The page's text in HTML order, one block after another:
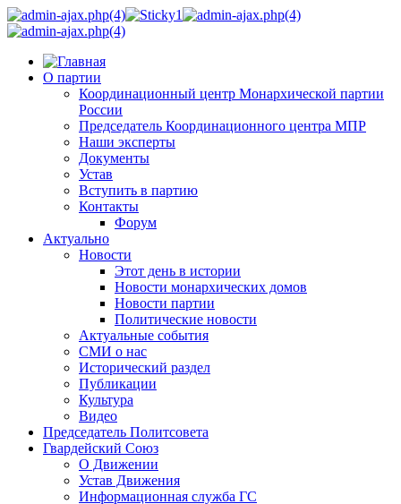
О партии
Координационный центр Монархической партии
России
Председатель Координационного центра МПР
Наши эксперты
Документы
Устав
Вступить в партию
Контакты
Форум
Актуально
Новости
Этот день в истории
Новости монархических домов
Новости партии
Политические новости
Актуальные события
СМИ о нас
Исторический раздел
Публикации
Культура
Видео
Председатель Политсовета
Гвардейский Союз
О Движении
Устав Движения
Информационная служба ГС